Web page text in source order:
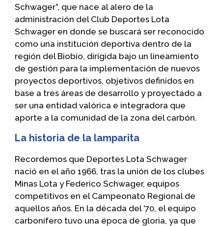
Schwager”, que nace al alero de la
administración del Club Deportes Lota
Schwager en donde se buscará ser reconocido
como una institución deportiva dentro de la
región del Biobío, dirigida bajo un lineamiento
de gestión para la implementación de nuevos
proyectos deportivos, objetivos definidos en
base a tres áreas de desarrollo y proyectado a
ser una entidad valórica e integradora que
aporte a la comunidad de la zona del carbón.
La historia de la lamparita
Recordemos que Deportes Lota Schwager
nació en el año 1966, tras la unión de los clubes
Minas Lota y Federico Schwager, equipos
competitivos en el Campeonato Regional de
aquellos años. En la década del ’70, el equipo
carbonífero tuvo una época de gloria, ya que